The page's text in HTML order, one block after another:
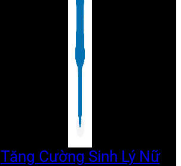
Tăng Cường Sinh Lý Nữ